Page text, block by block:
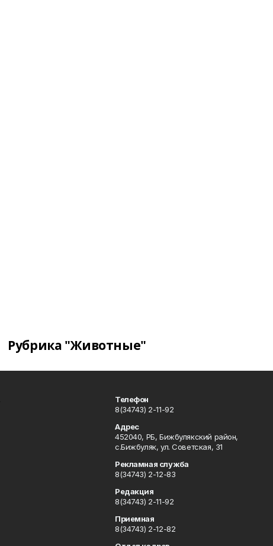
Рубрика "Животные"
Телефон
8(34743) 2-11-92
Адрес
452040, РБ, Бижбулякский район,
с.Бижбуляк, ул. Советская, 31
Рекламная служба
8(34743) 2-12-83
Редакция
8(34743) 2-11-92
Приемная
8(34743) 2-12-82